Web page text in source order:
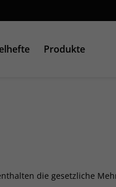
Produkte
die gesetzliche